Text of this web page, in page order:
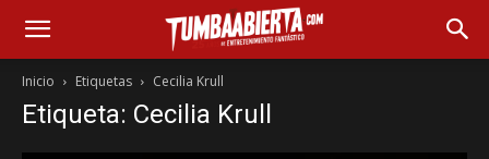
Inicio Etiquetas Cecilia Krull
Etiqueta: Cecilia Krull